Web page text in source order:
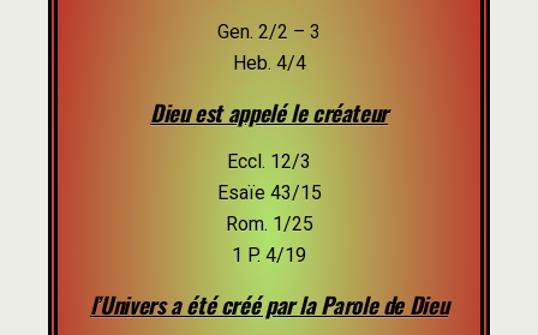
Gen. 2/2 – 3
Heb. 4/4
Dieu est appelé le créateur
Eccl. 12/3
Esaïe 43/15
Rom. 1/25
1 P. 4/19
l’Univers a été créé par la Parole de Dieu